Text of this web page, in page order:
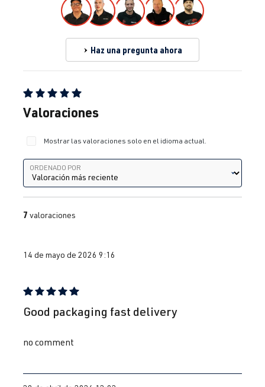
Haz una pregunta ahora
Calificación promedio de 5 de 5 estrellas
Valoraciones
Mostrar las valoraciones solo en el idioma actual.
Ordenado por
ORDENADO POR
7 valoraciones
14 de mayo de 2026 9:16
Reseña con calificación de 5 de 5 estrellas
Good packaging fast delivery
no comment